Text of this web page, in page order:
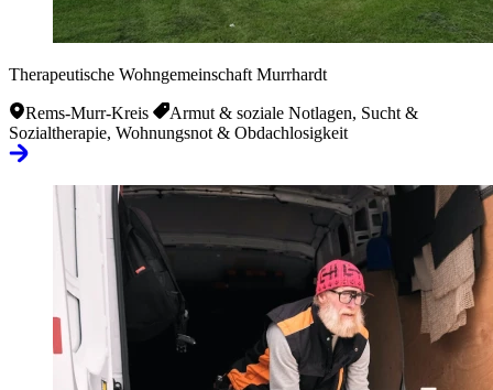
Therapeutische Wohngemeinschaft Murrhardt
Rems-Murr-Kreis
Armut & soziale Notlagen, Sucht &
Sozialtherapie, Wohnungsnot & Obdachlosigkeit